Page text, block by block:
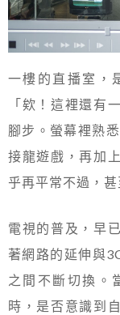
一樓的直播室，
「欸！這裡還有
腳步。螢幕裡熟
接龍遊戲，再加
乎再平常不過，
電視的普及，早
著網路的延伸與
之間不斷切換。
時，是否意識到